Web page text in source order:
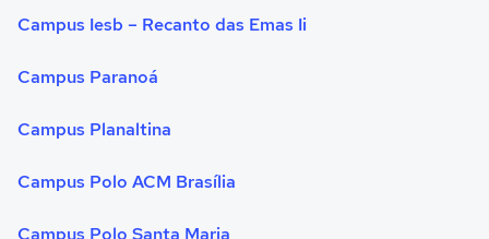
Campus Iesb – Recanto das Emas Ii
Campus Paranoá
Campus Planaltina
Campus Polo ACM Brasília